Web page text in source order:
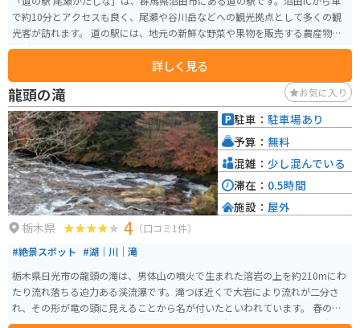
で約10分とアクセスも良く、尾瀬や谷川岳などへの観光拠点として多くの観
光客が訪れます。 道の駅には、地元の新鮮な野菜や果物を販売する農産物直
売所、蕎麦やうどんが味わえる食事処、お土産コーナーなどがあります。 特
に人気なのが、地元産のそば粉を使用した手打ち蕎麦です。 また、道の駅に
隣接して「かたしなエコミュージアムセンター」があり、尾瀬や谷川岳の自
然、動植物について学ぶことができます。 バイクで訪れる場合、道の駅には
広い駐車場が完備されているので安心です。尾瀬方面へは国道401号線を走
り、途中には温泉施設もあるのでツーリングにも最適なエリアです。
詳しく見る
龍頭の滝 お気に入り
栃木県 4 （口コミ1件）
#絶景スポット #湖｜川｜滝
栃木県日光市の龍頭の滝は、男体山の噴火で生まれた溶岩の上を約210mにわ
たり流れ落ちる迫力ある渓流瀑です。滝つぼ近くで大岩により流れが二分さ
れ、その形が竜の頭に見えることから名が付いたといわれています。 春の新
緑、夏の涼しさ、秋の紅葉と季節ごとに異なる景観が楽しめ、特に紅葉時期
駐車： 駐車場あり
予算： 無料
混雑： 少し混んでいる
滞在： 0.5時間
施設： 屋外